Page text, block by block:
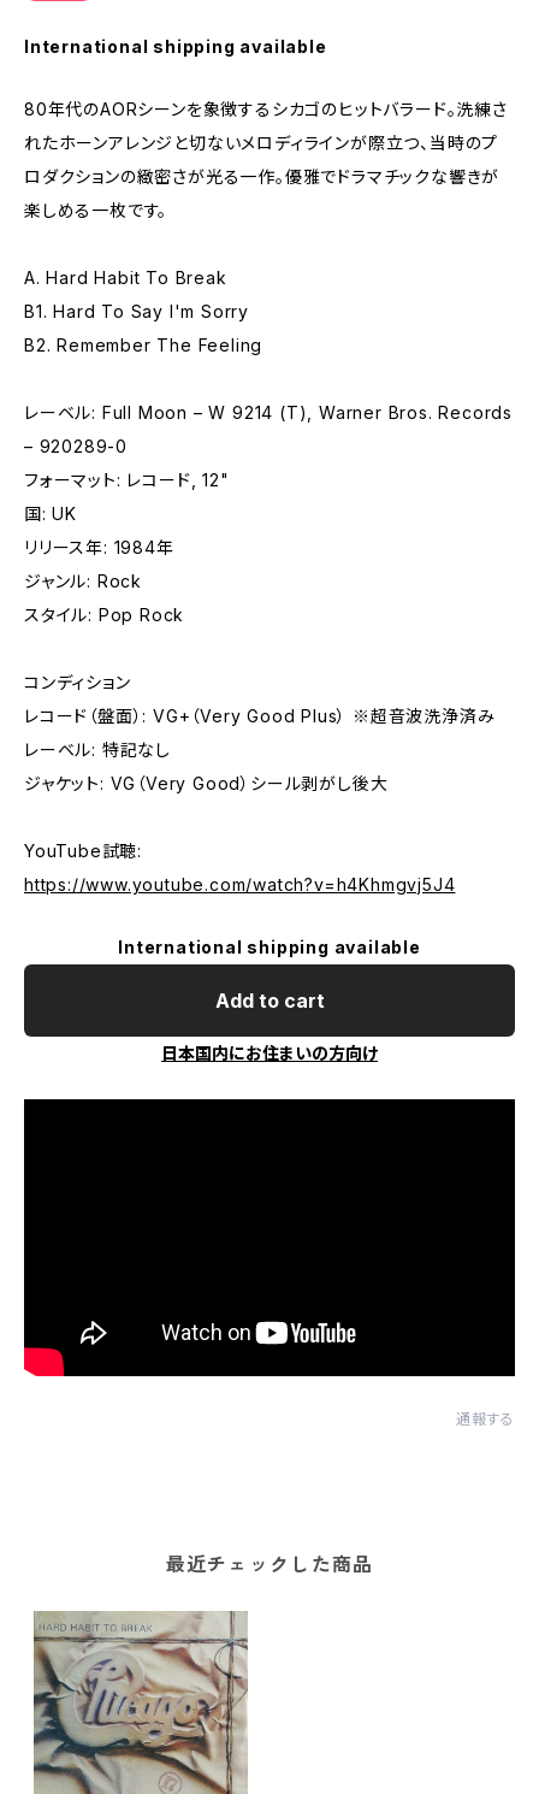
International shipping available
80年代のAORシーンを象徴するシカゴのヒットバラード。洗練さ
れたホーンアレンジと切ないメロディラインが際立つ、当時のプ
ロダクションの緻密さが光る一作。優雅でドラマチックな響きが
楽しめる一枚です。
A. Hard Habit To Break
B1. Hard To Say I'm Sorry
B2. Remember The Feeling
レーベル: Full Moon – W 9214 (T), Warner Bros. Records
– 920289-0
フォーマット: レコード, 12"
国: UK
リリース年: 1984年
ジャンル: Rock
スタイル: Pop Rock
コンディション
レコード（盤面）: VG+（Very Good Plus） ※超音波洗浄済み
レーベル: 特記なし
ジャケット: VG（Very Good）シール剥がし後大
YouTube試聴:
https://www.youtube.com/watch?v=h4Khmgvj5J4
International shipping available
Add to cart
日本国内にお住まいの方向け
通報する
最近チェックした商品